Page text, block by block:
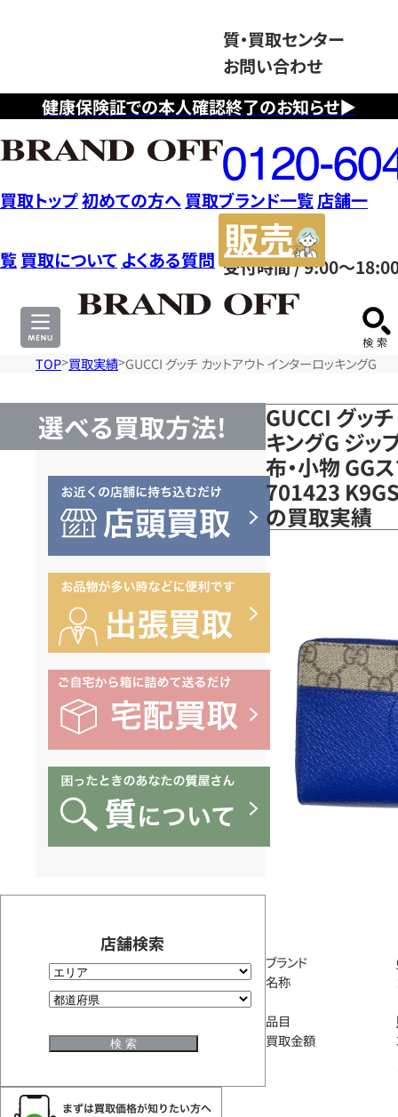
健康保険証での本人確認終了のお知らせ▶
質・買取センター
お問い合わせ
フ
リ
ー
ダ
イ
ヤ
ル
0120604117
受付時間 / 9:00～
買取トップ初めての方へ 買取ブランド一覧店舗一
覧 買取について よくある質問
サ
TOP 買取実績 GUCCI グッチ カットアウト インターロッキングG
選べる買取方法!
店舗検索
GUCCI グッ
キングG ジッ
布・小物 GG
‎701423
の買取実績
ブランド
名称
品目
買取金額